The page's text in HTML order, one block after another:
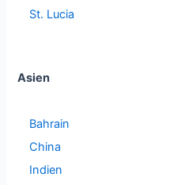
St. Lucia
Asien
Bahrain
China
Indien